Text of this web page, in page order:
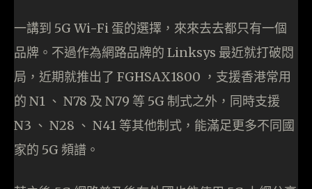
一講到 5G Wi-Fi 蛋的選擇，來來去去都只有一個
品牌。不過作為網路品牌的 Linksys 最近就打破悶
局，近期就推出了 FGHSAX1800 ，支援香港常用
的 N1 、 N78 及 N79 等 5G 制式之外，同時支援
N3 、 N28 、 N41 等其他制式，能滿足更多不同國
家的 5G 頻譜。